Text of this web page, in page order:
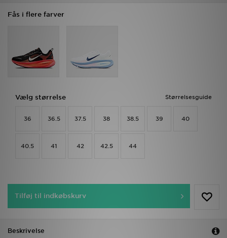
Fås i flere farver
Størrelsesguide
Vælg størrelse
36 36.5 37.5 38 38.5 39 40
40.5 41 42 42.5 44
Tilføj til indkøbskurv
Beskrivelse
Mine beskeder
JD Blog